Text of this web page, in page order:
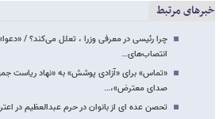
خبرهای مرتبط
چرا رئیسی در معرفی وزرا ، تعلل می‌کند؟ /
انتصاب‌های…
«تماس‌» برای «آزادی پوشش» به «نهاد ریاست
صدای معترض»،…
تحصن عده ای از بانوان در حرم عبدالعظیم در